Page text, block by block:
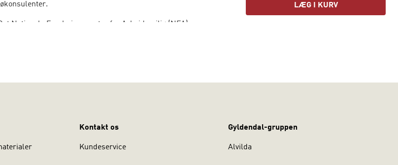
Nationale Forskningscenter for Arbejdsmiljø (NFA) og
LÆG I KURV
Kontakt os
Kundeservice
Gyldendal-gruppen
Alvilda